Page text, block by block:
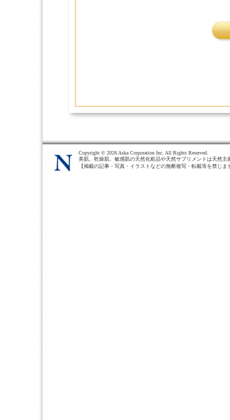
Copyright © 2026 Aska Corporation Inc. All Rights Reserved.
美肌、乾燥肌、敏感肌の天然化粧品や天然サプリメントは天然主
【掲載の記事・写真・イラストなどの無断複写・転載等を禁じま